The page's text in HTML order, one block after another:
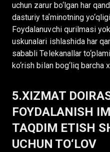
uchun zarur bo‘lgan har
dasturiy taʼminotning
Foydalanuvchi qurilmasi
uskunalari ishlashida har
sababli Telekanallar
ko‘rish bilan bog‘liq barcha
5.XIZMAT
FOYDALANISH
TAQDIM ETISH
UCHUN TO‘LOV